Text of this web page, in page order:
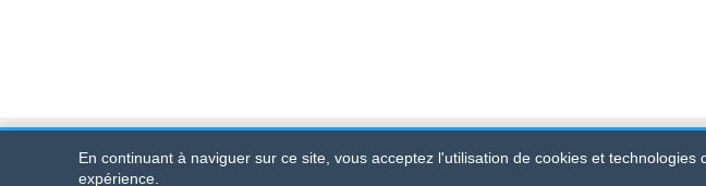
Bracelet-de-montre.com© 2026Tous droits réservés- SIRET: 520 247 727 000 57 -
En continuant à naviguer sur ce site, vous acceptez l'utilisation de cookies et
expérience.